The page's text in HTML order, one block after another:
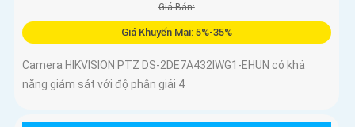
Giá Bán:
Giá Khuyến Mại: 5%-35%
Camera HIKVISION PTZ DS-2DE7A432IWG1-EHUN có khả
năng giám sát với độ phân giải 4